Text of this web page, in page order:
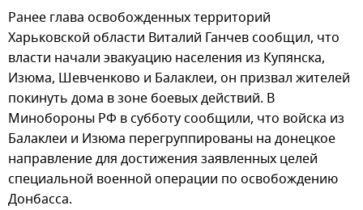
Ранее глава освобожденных территорий
Харьковской области Виталий Ганчев сообщил, что
власти начали эвакуацию населения из Купянска,
Изюма, Шевченково и Балаклеи, он призвал жителей
покинуть дома в зоне боевых действий. В
Минобороны РФ в субботу сообщили, что войска из
Балаклеи и Изюма перегруппированы на донецкое
направление для достижения заявленных целей
специальной военной операции по освобождению
Донбасса.